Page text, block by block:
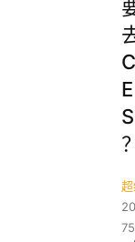
C
E
S